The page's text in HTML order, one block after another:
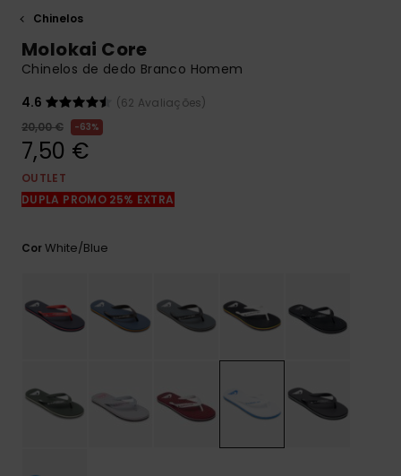
respostas
para as
formulário de
contacto.
DESEJO
Chinelos
Molokai Core
Chinelos de dedo Branco Homem
4.6
(62 Avaliações)
20,00 €
63%
7,50 €
OUTLET
DUPLA PROMO 25% EXTRA
CorWhite/blue